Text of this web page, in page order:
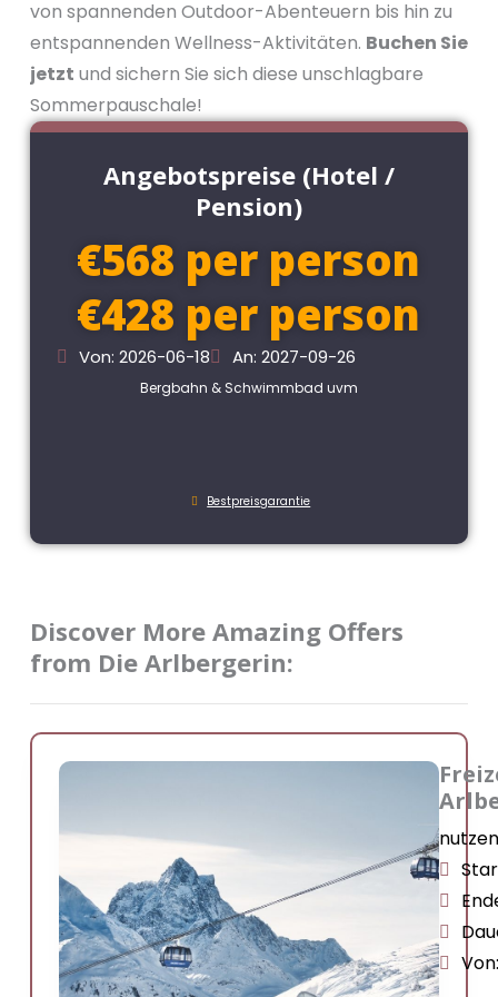
von spannenden Outdoor-Abenteuern bis hin zu
entspannenden Wellness-Aktivitäten. Buchen Sie
jetzt und sichern Sie sich diese unschlagbare
Sommerpauschale!
Angebotspreise (Hotel /
Pension)
€568 per person
€428 per person
Von: 2026-06-18 An: 2027-09-26
Bergbahn & Schwimmbad uvm
Bestpreisgarantie
Discover More Amazing Offers
from Die Arlbergerin: